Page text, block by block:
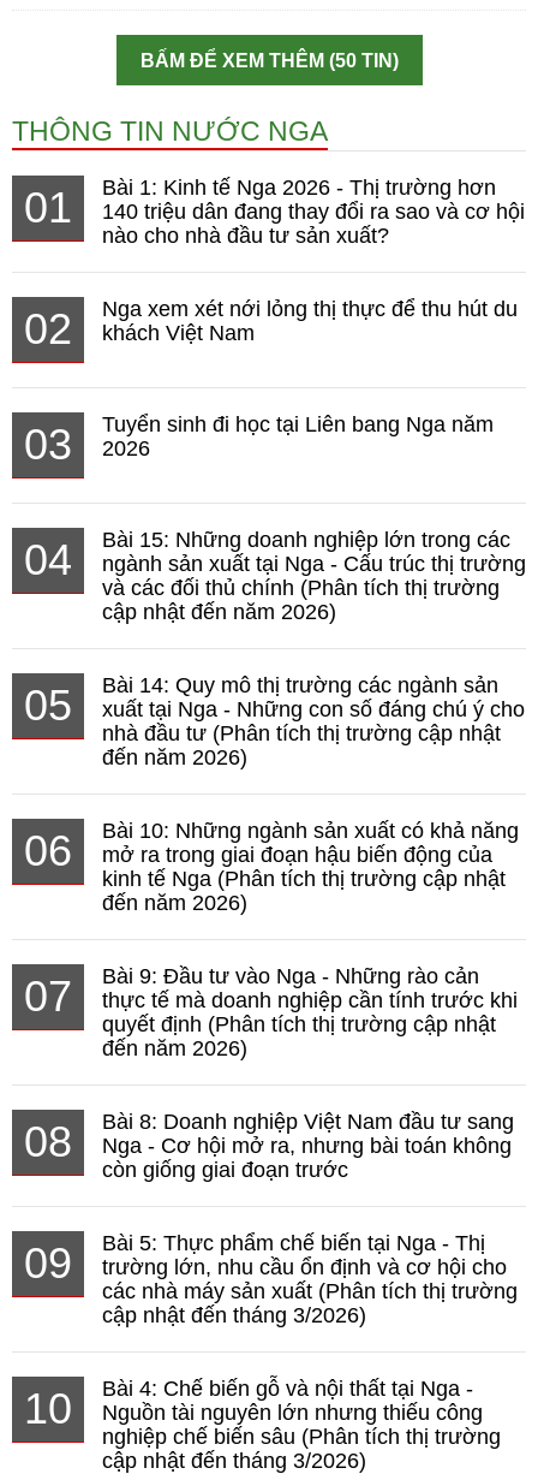
BẤM ĐỂ XEM THÊM (50 TIN)
THÔNG TIN NƯỚC NGA
01
Bài 1: Kinh tế Nga 2026 - Thị trường hơn
140 triệu dân đang thay đổi ra sao và cơ hội
nào cho nhà đầu tư sản xuất?
02
Nga xem xét nới lỏng thị thực để thu hút du
khách Việt Nam
03
Tuyển sinh đi học tại Liên bang Nga năm
2026
04
Bài 15: Những doanh nghiệp lớn trong các
ngành sản xuất tại Nga - Cấu trúc thị trường
và các đối thủ chính (Phân tích thị trường
cập nhật đến năm 2026)
05
Bài 14: Quy mô thị trường các ngành sản
xuất tại Nga - Những con số đáng chú ý cho
nhà đầu tư (Phân tích thị trường cập nhật
đến năm 2026)
06
Bài 10: Những ngành sản xuất có khả năng
mở ra trong giai đoạn hậu biến động của
kinh tế Nga (Phân tích thị trường cập nhật
đến năm 2026)
07
Bài 9: Đầu tư vào Nga - Những rào cản
thực tế mà doanh nghiệp cần tính trước khi
quyết định (Phân tích thị trường cập nhật
đến năm 2026)
08
Bài 8: Doanh nghiệp Việt Nam đầu tư sang
Nga - Cơ hội mở ra, nhưng bài toán không
còn giống giai đoạn trước
09
Bài 5: Thực phẩm chế biến tại Nga - Thị
trường lớn, nhu cầu ổn định và cơ hội cho
các nhà máy sản xuất (Phân tích thị trường
cập nhật đến tháng 3/2026)
10
Bài 4: Chế biến gỗ và nội thất tại Nga -
Nguồn tài nguyên lớn nhưng thiếu công
nghiệp chế biến sâu (Phân tích thị trường
cập nhật đến tháng 3/2026)